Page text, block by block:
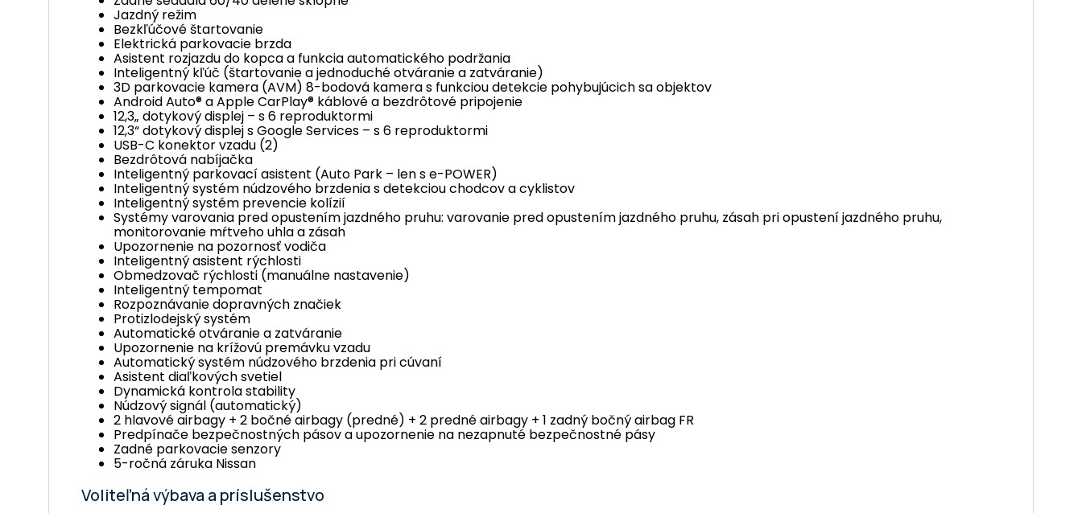
Jazdný režim
Bezkľúčové štartovanie
Elektrická parkovacie brzda
Asistent rozjazdu do kopca a funkcia automatického podržania
Inteligentný kľúč (štartovanie a jednoduché otváranie a zatváranie)
3D parkovacie kamera (AVM) 8-bodová kamera s funkciou detekcie pohybujúcich sa objektov
Android Auto® a Apple CarPlay® káblové a bezdrôtové pripojenie
12,3„ dotykový displej – s 6 reproduktormi
12,3“ dotykový displej s Google Services – s 6 reproduktormi
USB-C konektor vzadu (2)
Bezdrôtová nabíjačka
Inteligentný parkovací asistent (Auto Park – len s e-POWER)
Inteligentný systém núdzového brzdenia s detekciou chodcov a cyklistov
Inteligentný systém prevencie kolízií
Systémy varovania pred opustením jazdného pruhu: varovanie pred opustením jazdného pruhu, zásah pri opustení jazdného pruhu,
monitorovanie mŕtveho uhla a zásah
Upozornenie na pozornosť vodiča
Inteligentný asistent rýchlosti
Obmedzovač rýchlosti (manuálne nastavenie)
Inteligentný tempomat
Rozpoznávanie dopravných značiek
Protizlodejský systém
Automatické otváranie a zatváranie
Upozornenie na krížovú premávku vzadu
Automatický systém núdzového brzdenia pri cúvaní
Asistent diaľkových svetiel
Dynamická kontrola stability
Núdzový signál (automatický)
2 hlavové airbagy + 2 bočné airbagy (predné) + 2 predné airbagy + 1 zadný bočný airbag FR
Predpínače bezpečnostných pásov a upozornenie na nezapnuté bezpečnostné pásy
Zadné parkovacie senzory
5-ročná záruka Nissan
Voliteľná výbava a príslušenstvo